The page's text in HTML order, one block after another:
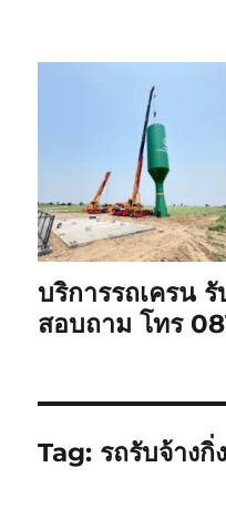
บริการรถเครน
สอบถาม โทร
Tag: รถรับจ้างกิ่